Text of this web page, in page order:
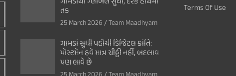
તક
25 March 2026 Team Maadhyam
ગામડાં સુધી પહોંચી ડિજિટલ ક્રાંતિ:
પોસ્ટમેન હવે માત્ર ચીઠ્ઠી નહીં, બદલાવ
પણ લાવે છે
Terms Of Use